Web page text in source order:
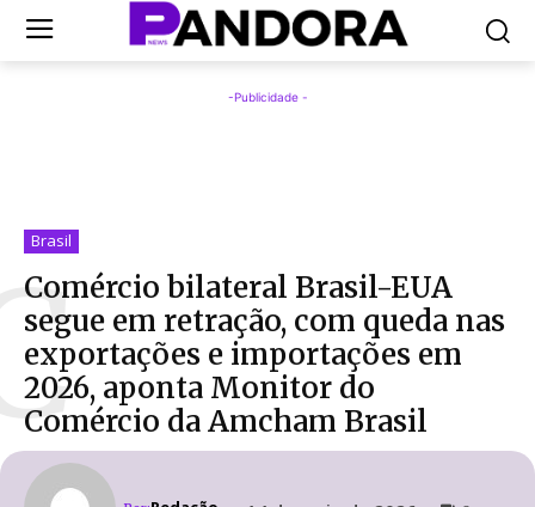
-Publicidade -
Brasil
Comércio bilateral Brasil-EUA
segue em retração, com queda nas
exportações e importações em
2026, aponta Monitor do
Comércio da Amcham Brasil